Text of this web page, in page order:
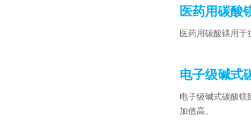
医药用碳酸
医药用碳酸镁用于
电子级碱式
电子级碱式碳酸
加值高。